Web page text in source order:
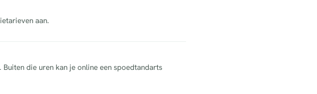
aan.
die uren kan je online een spoedtandarts